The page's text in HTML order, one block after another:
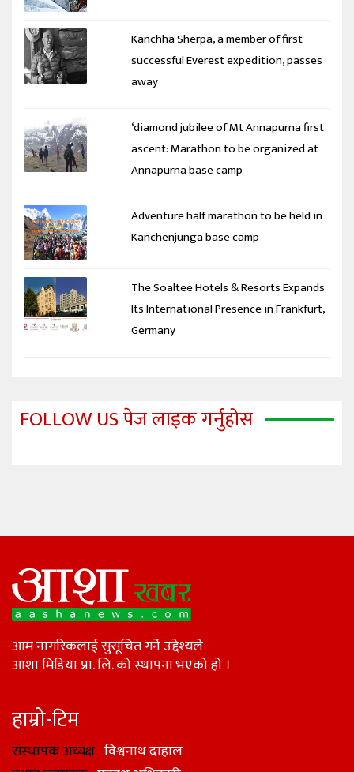
Kanchha Sherpa, a member of first
successful Everest expedition, passes
away
‘diamond jubilee of Mt Annapurna first
ascent: Marathon to be organized at
Annapurna base camp
Adventure half marathon to be held in
Kanchenjunga base camp
The Soaltee Hotels & Resorts Expands
Its International Presence in Frankfurt,
Germany
FOLLOW US पेज लाइक गर्नुहोस
आम नागरिकलाई सुसूचित गर्ने उद्देश्यले
आशा मिडिया प्रा. लि. को स्थापना भएको हो ।
हाम्रो-टिम
संस्थापक अध्यक्ष :विश्वनाथ दाहाल